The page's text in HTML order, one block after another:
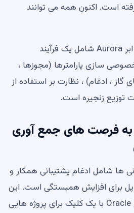
است. اکنون همه می توانند
ویژگی های جدید کنسول ابر Aurora شامل یک فرآیند
سازی پارامترها (مجوزها ،
، ادغام) ، نظارت بر استفاده از
توزیع زنجیره است.
فرصت های جمع آوری
ها شامل ادغام پشتیبانی همکار و
پل برای افزایش همبستگی است. این
امر این امر را با یک توزیع Oracle با یک کلیک برای پروژه هایی